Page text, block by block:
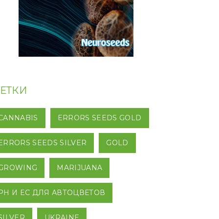
ERRORS SEEDS GOLD
SEEDS SILVER GOLD
MARIJUANA
И EC ДЛЯ АВТОЦВЕТОВ